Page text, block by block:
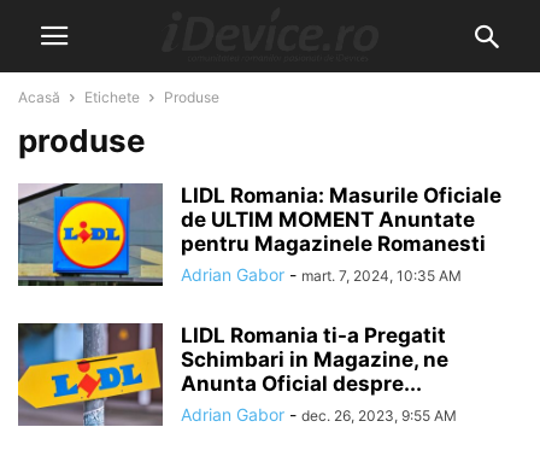
Acasă Etichete Produse
produse
LIDL Romania: Masurile Oficiale
de ULTIM MOMENT Anuntate
pentru Magazinele Romanesti
Adrian Gabor - mart. 7, 2024, 10:35 AM
LIDL Romania ti-a Pregatit
Schimbari in Magazine, ne
Anunta Oficial despre...
Adrian Gabor - dec. 26, 2023, 9:55 AM